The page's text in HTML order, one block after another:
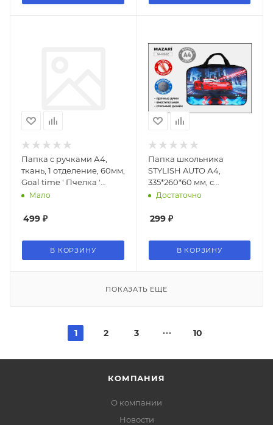
Папка с ручками А4,
ткань, 1 отделение, 60мм,
Goal time ' Пчелка '
335*260*60мм
Мало
499 ₽
В КОРЗИНУ
Папка школьника
STYLISH AUTO А4,
335*260*60 мм, с
ручками, ткань с
Достаточно
299₽
В КОРЗИНУ
ПОКАЗАТЬ ЕЩЕ
1 2 3 10
КОМПАНИЯ
О компании
Новости